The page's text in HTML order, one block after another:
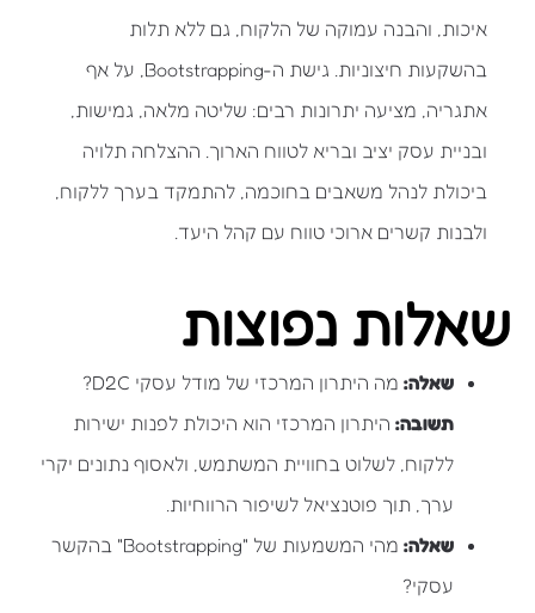
איכות, והבנה עמוקה של הלקוח, גם ללא תלות
בהשקעות חיצוניות. גישת ה-Bootstrapping, על אף
אתגריה, מציעה יתרונות רבים: שליטה מלאה, גמישות,
ובניית עסק יציב ובריא לטווח הארוך. ההצלחה תלויה
ביכולת לנהל משאבים בחוכמה, להתמקד בערך ללקוח,
ולבנות קשרים ארוכי טווח עם קהל היעד.
שאלות נפוצות
שאלה: מה היתרון המרכזי של מודל עסקי D2C?
תשובה: היתרון המרכזי הוא היכולת לפנות ישירות
ללקוח, לשלוט בחוויית המשתמש, ולאסוף נתונים יקרי
ערך, תוך פוטנציאל לשיפור הרווחיות.
שאלה:
מהי המשמעות של "Bootstrapping" בהקשר
עסקי?